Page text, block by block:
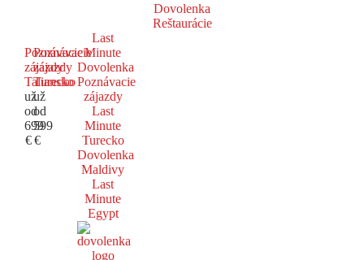
Dovolenka
Reštaurácie
Poznávacie
zájazdy
Taliansko
už
od
699
€
Poznávacie
zájazdy
Turecko
už
od
599
€
Last
Minute
Dovolenka
Poznávacie
zájazdy
Last
Minute
Turecko
Dovolenka
Maldivy
Last
Minute
Egypt